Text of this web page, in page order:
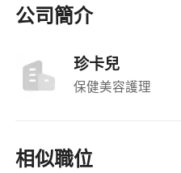
公司簡介
珍卡兒
保健美容護理
相似職位